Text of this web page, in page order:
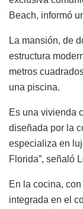
Beach, informó
La mansión, de
estructura
metros
una piscina.
Es una vivienda
diseñada por la
especializa en
Florida”, señaló
En la cocina,
integrada en el